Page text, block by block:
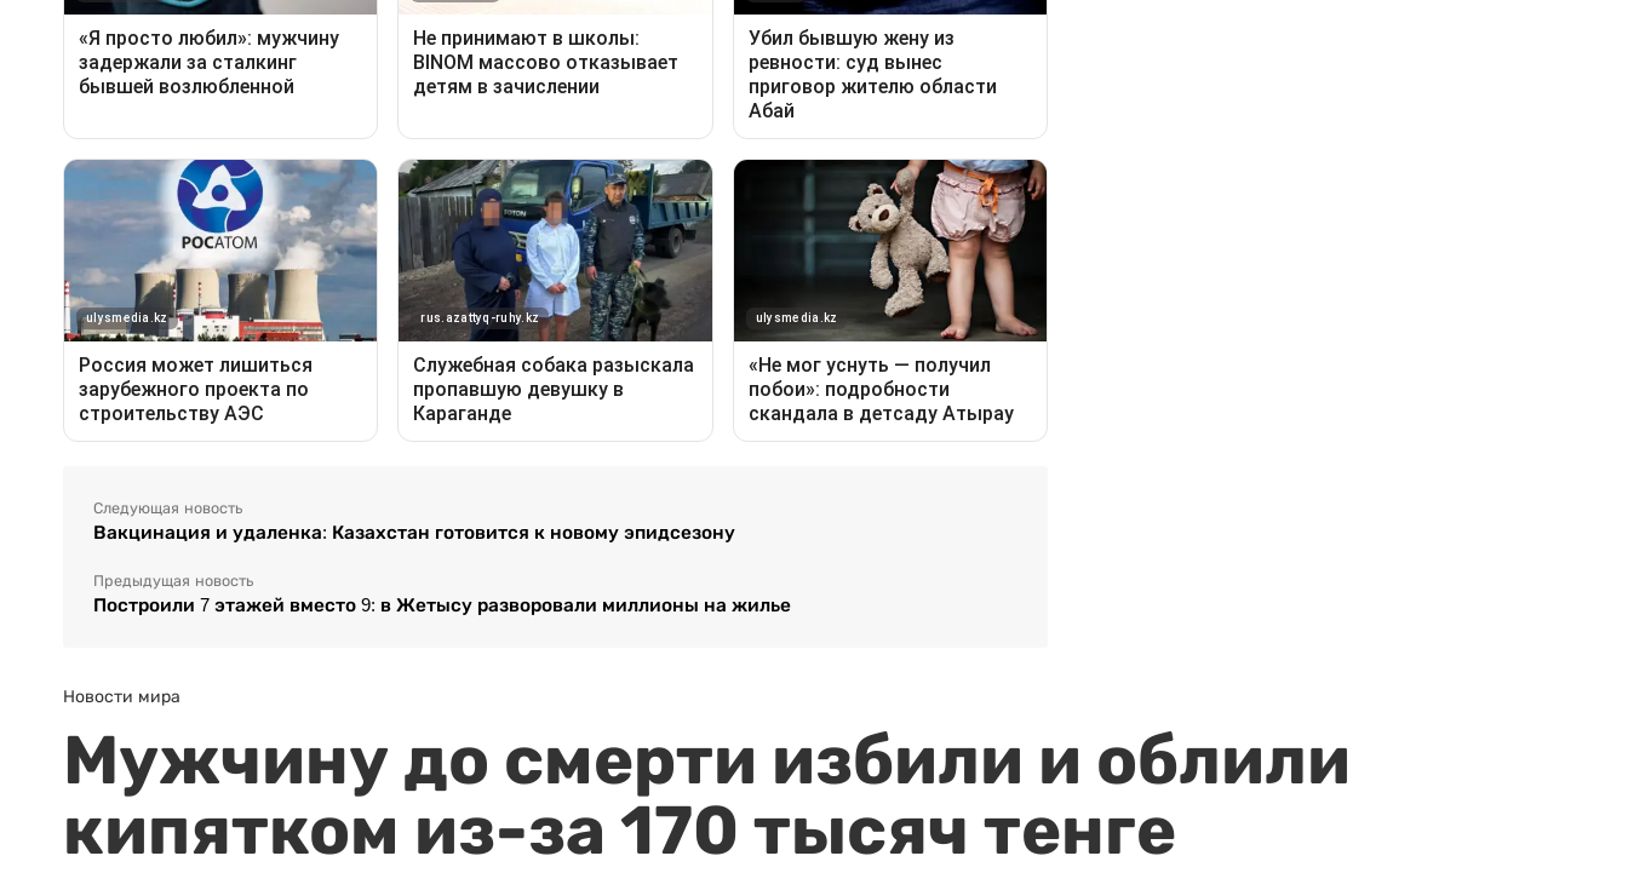
Следующая новость
Вакцинация и удаленка: Казахстан готовится к новому эпидсезону
Предыдущая новость
Построили 7 этажей вместо 9: в Жетысу разворовали миллионы на жилье
Новости мира
Мужчину до смерти избили и облили
кипятком из-за 170 тысяч тенге